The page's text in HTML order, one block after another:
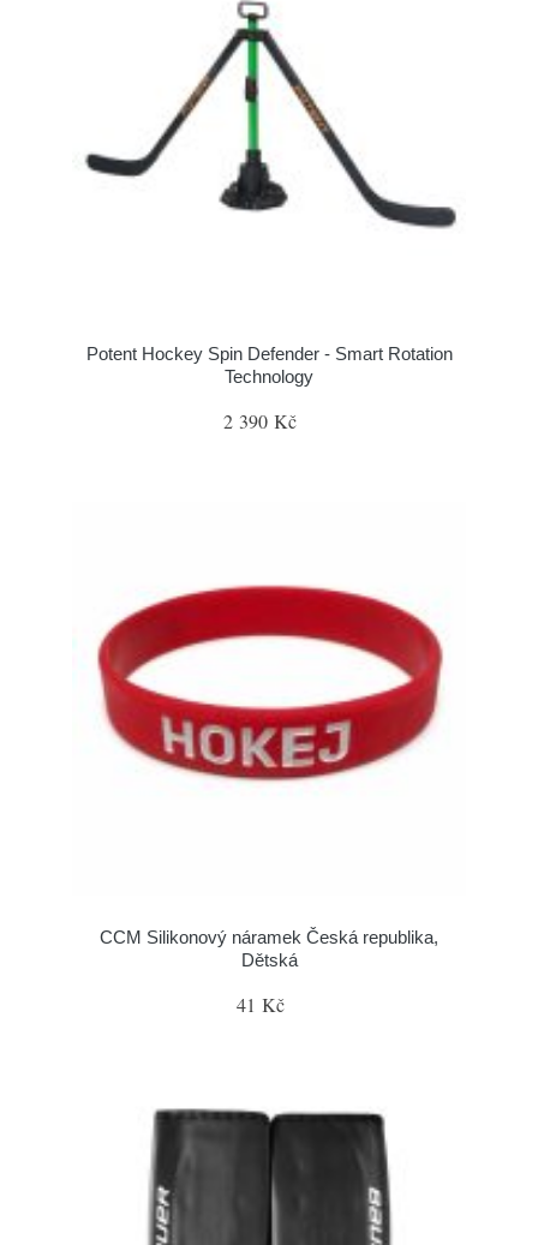
Potent Hockey Spin Defender - Smart Rotation
Technology
2 390 Kč
CCM Silikonový náramek Česká republika,
Dětská
41 Kč